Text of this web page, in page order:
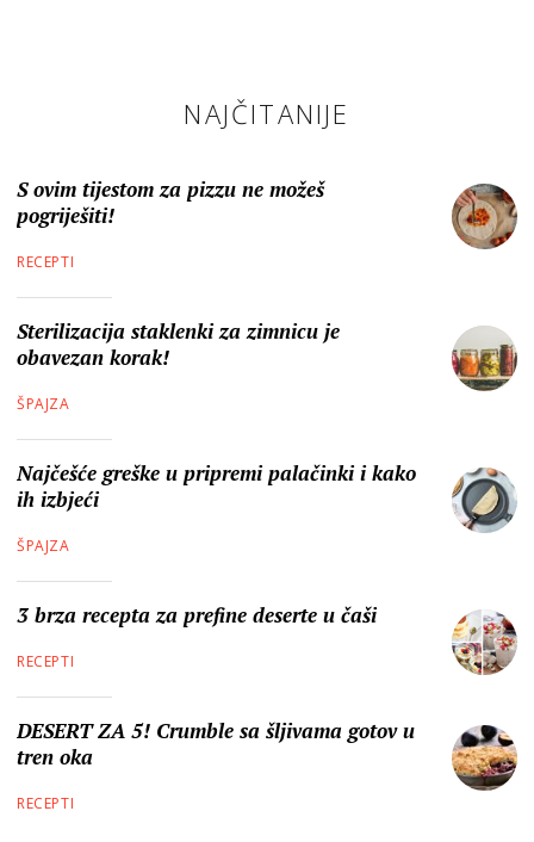
NAJČITANIJE
S ovim tijestom za pizzu ne možeš
pogriješiti!
RECEPTI
Sterilizacija staklenki za zimnicu je
obavezan korak!
ŠPAJZA
Najčešće greške u pripremi palačinki i kako
ih izbjeći
ŠPAJZA
3 brza recepta za prefine deserte u čaši
RECEPTI
DESERT ZA 5! Crumble sa šljivama gotov u
tren oka
RECEPTI